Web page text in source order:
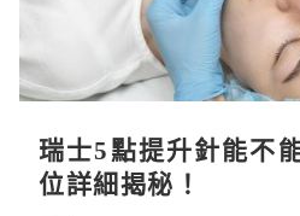
瑞士5點提升針能不
位詳細揭秘！